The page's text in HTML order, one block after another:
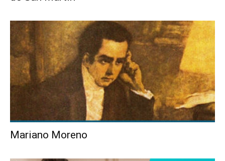
Mariano Moreno